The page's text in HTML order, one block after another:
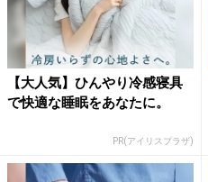
【大人気】ひんやり冷感寝具
で快適な睡眠をあなたに。
PR(アイリスプラザ)